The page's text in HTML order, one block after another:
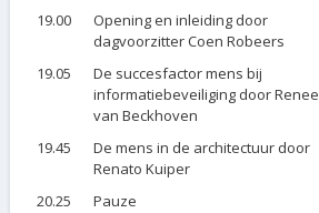
19.00
Opening en inleiding door
dagvoorzitter Coen Robeers
19.05
De succesfactor mens bij
informatiebeveiliging door Renee
van Beckhoven
19.45
De mens in de architectuur door
Renato Kuiper
20.25
Pauze